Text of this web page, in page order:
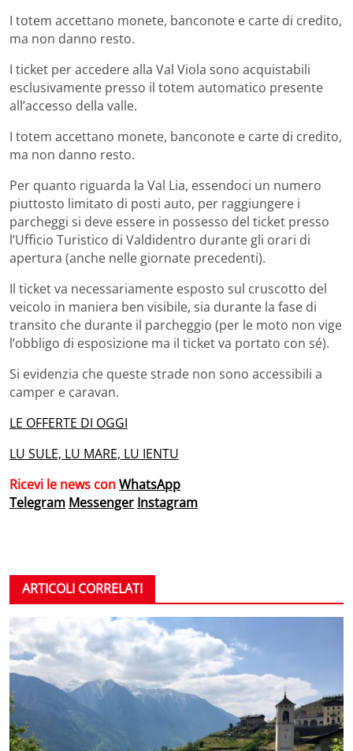
I totem accettano monete, banconote e carte di credito,
ma non danno resto.
I ticket per accedere alla Val Viola sono acquistabili
esclusivamente presso il totem automatico presente
all’accesso della valle.
I totem accettano monete, banconote e carte di credito,
ma non danno resto.
Per quanto riguarda la Val Lia, essendoci un numero
piuttosto limitato di posti auto, per raggiungere i
parcheggi si deve essere in possesso del ticket presso
l’Ufficio Turistico di Valdidentro durante gli orari di
apertura (anche nelle giornate precedenti).
Il ticket va necessariamente esposto sul cruscotto del
veicolo in maniera ben visibile, sia durante la fase di
transito che durante il parcheggio (per le moto non vige
l’obbligo di esposizione ma il ticket va portato con sé).
Si evidenzia che queste strade non sono accessibili a
camper e caravan.
LE OFFERTE DI OGGI
LU SULE, LU MARE, LU IENTU
Ricevi le news conWhatsApp
Telegram Messenger Instagram
ARTICOLI CORRELATI